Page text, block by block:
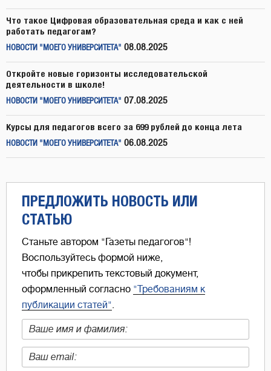
Что такое Цифровая образовательная среда и как с ней
работать педагогам?
НОВОСТИ "МОЕГО УНИВЕРСИТЕТА" 08.08.2025
Откройте новые горизонты исследовательской
деятельности в школе!
НОВОСТИ "МОЕГО УНИВЕРСИТЕТА" 07.08.2025
Курсы для педагогов всего за 699 рублей до конца лета
НОВОСТИ "МОЕГО УНИВЕРСИТЕТА" 06.08.2025
ПРЕДЛОЖИТЬ НОВОСТЬ ИЛИ
СТАТЬЮ
Станьте автором "Газеты педагогов"!
Воспользуйтесь формой ниже,
чтобы прикрепить текстовый документ,
оформленный согласно "Требованиям к
публикации статей".